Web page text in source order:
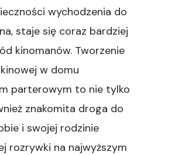
wychodzenia do
staje się coraz bardziej
kinomanów. Tworzenie
w domu
parterowym to nie tylko
znakomita droga do
i swojej rodzinie
rozrywki na najwyższym